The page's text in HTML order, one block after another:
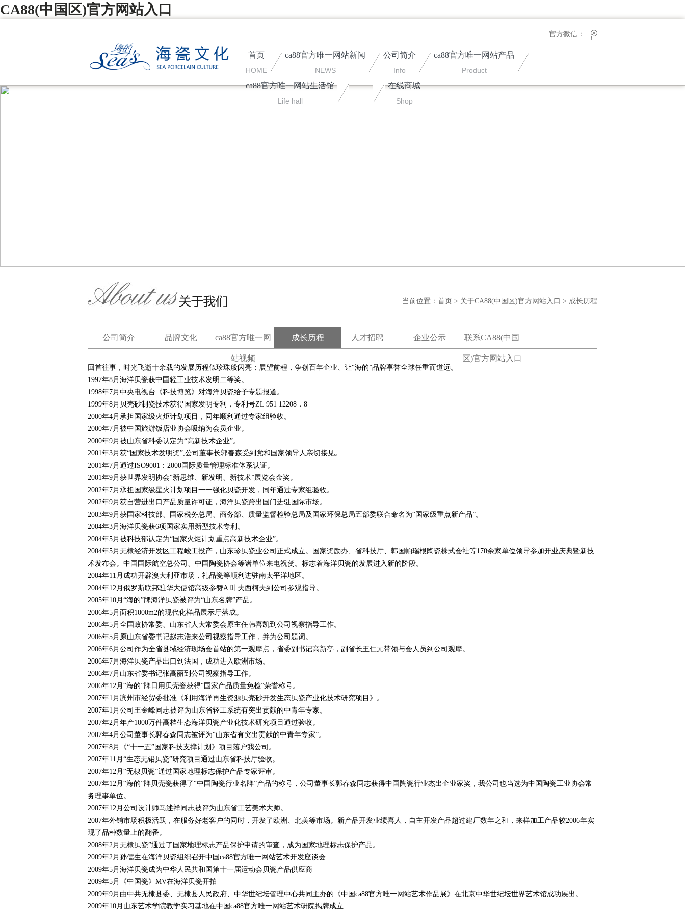
CA88(中国区)官方网站入口
官方微信：
首页
HOME
ca88官方唯一网站新闻
NEWS
公司简介
Info
ca88官方唯一网站产品
Product
ca88官方唯一网站生活馆
Life hall
在线商城
Shop
当前位置： 首页 > 关于CA88(中国区)官方网站入口 > 成长历程
公司简介 品牌文化 ca88官方唯一网
站视频
成长历程 人才招聘 企业公示 联系CA88(中国
区)官方网站入口
回首往事，时光飞逝十余载的发展历程似珍珠般闪亮；展望前程，争创百年企业、让“海的”品牌享誉全球任重而道远。
1997年8月海洋贝瓷获中国轻工业技术发明二等奖。
1998年7月中央电视台《科技博览》对海洋贝瓷给予专题报道。
1999年8月贝壳砂制瓷技术获得国家发明专利，专利号ZL 951 12208．8
2000年4月承担国家级火炬计划项目，同年顺利通过专家组验收。
2000年7月被中国旅游饭店业协会吸纳为会员企业。
2000年9月被山东省科委认定为“高新技术企业”。
2001年3月获“国家技术发明奖”,公司董事长郭春森受到党和国家领导人亲切接见。
2001年7月通过ISO9001：2000国际质量管理标准体系认证。
2001年9月获世界发明协会“新思维、新发明、新技术”展览会金奖。
2002年7月承担国家级星火计划项目一一强化贝瓷开发，同年通过专家组验收。
2002年9月获自营进出口产品质量许可证，海洋贝瓷跨出国门进驻国际市场。
2003年9月获国家科技部、国家税务总局、商务部、质量监督检验总局及国家环保总局五部委联合命名为“国家级重点新产品”。
2004年3月海洋贝瓷获6项国家实用新型技术专利。
2004年5月被科技部认定为“国家火炬计划重点高新技术企业”。
2004年5月无棣经济开发区工程峻工投产，山东珍贝瓷业公司正式成立。国家奖励办、省科技厅、韩国帕瑞根陶瓷株式会社等170余家单位领导参加开业庆典暨新技
术发布会。中国国际航空总公司、中国陶瓷协会等诸单位来电祝贺。标志着海洋贝瓷的发展进入新的阶段。
2004年11月成功开辟澳大利亚市场，礼品瓷等顺利进驻南太平洋地区。
2004年12月俄罗斯联邦驻华大使馆高级参赞A.叶夫西柯夫到公司参观指导。
2005年10月“海的”牌海洋贝瓷被评为“山东名牌”产品。
2006年5月面积1000m2的现代化样品展示厅落成。
2006年5月全国政协常委、山东省人大常委会原主任韩喜凯到公司视察指导工作。
2006年5月原山东省委书记赵志浩来公司视察指导工作，并为公司题词。
2006年6月公司作为全省县域经济现场会首站的第一观摩点，省委副书记高新亭，副省长王仁元带领与会人员到公司观摩。
2006年7月海洋贝瓷产品出口到法国，成功进入欧洲市场。
2006年7月山东省委书记张高丽到公司视察指导工作。
2006年12月“海的”牌日用贝壳瓷获得“国家产品质量免检”荣誉称号。
2007年1月滨州市经贸委批准《利用海洋再生资源贝壳砂开发生态贝瓷产业化技术研究项目》。
2007年1月公司王金峰同志被评为山东省轻工系统有突出贡献的中青年专家。
2007年2月年产1000万件高档生态海洋贝瓷产业化技术研究项目通过验收。
2007年4月公司董事长郭春森同志被评为“山东省有突出贡献的中青年专家”。
2007年8月《“十一五”国家科技支撑计划》项目落户我公司。
2007年11月“生态无铅贝瓷”研究项目通过山东省科技厅验收。
2007年12月“无棣贝瓷”通过国家地理标志保护产品专家评审。
2007年12月“海的”牌贝壳瓷获得了“中国陶瓷行业名牌”产品的称号，公司董事长郭春森同志获得中国陶瓷行业杰出企业家奖，我公司也当选为中国陶瓷工业协会常
务理事单位。
2007年12月公司设计师马述祥同志被评为山东省工艺美术大师。
2007年外销市场积极活跃，在服务好老客户的同时，开发了欧洲、北美等市场。新产品开发业绩喜人，自主开发产品超过建厂数年之和，来样加工产品较2006年实
现了品种数量上的翻番。
2008年2月无棣贝瓷”通过了国家地理标志产品保护申请的审查，成为国家地理标志保护产品。
2009年2月孙儒生在海洋贝瓷组织召开中国ca88官方唯一网站艺术开发座谈会.
2009年5月海洋贝瓷成为中华人民共和国第十一届运动会贝瓷产品供应商
2009年5月《中国瓷》MV在海洋贝瓷开拍
2009年9月由中共无棣县委、无棣县人民政府、中华世纪坛管理中心共同主办的《中国ca88官方唯一网站艺术作品展》在北京中华世纪坛世界艺术馆成功展出。
2009年10月山东艺术学院教学实习基地在中国ca88官方唯一网站艺术研院揭牌成立